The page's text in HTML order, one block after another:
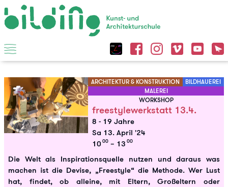
ARCHITEKTUR & KONSTRUKTION
BILDHAUEREI
MALEREI
WORKSHOP
freestylewerkstatt 13.4.
8 - 19 Jahre
Sa 13. April '24
10 00 – 13 00
Die Welt als Inspirationsquelle nutzen und daraus was
machen ist die Devise, „Freestyle“ die Methode. Wer Lust
hat, findet, ob alleine, mit Eltern, Großeltern oder